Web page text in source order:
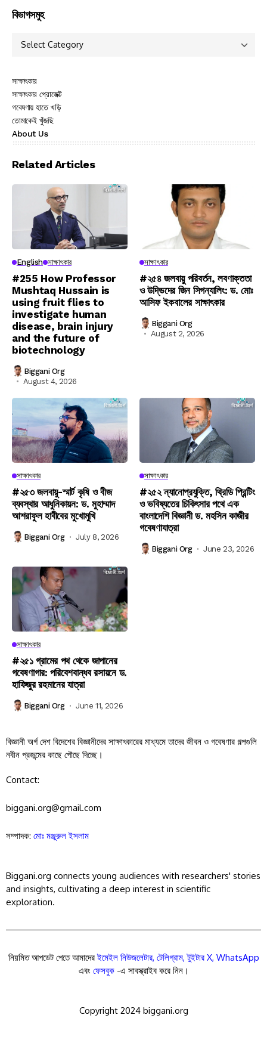
বিভাগসমুহ
সাক্ষাৎকার
সাক্ষাৎকার প্রোজেক্ট
গবেষণায় হাতে খড়ি
তোমাকেই খুঁজছি
About Us
Related Articles
English সাক্ষাৎকার
#255 How Professor
Mushtaq Hussain is
using fruit flies to
investigate human
disease, brain injury
and the future of
biotechnology
Biggani Org
August 4, 2026
সাক্ষাৎকার
#২৫৪ জলবায়ু পরিবর্তন, লবণাক্ততা
ও উদ্ভিদের জিন সিগন্যালিং: ড. মোঃ
আসিফ ইকবালের সাক্ষাৎকার
Biggani Org
August 2, 2026
সাক্ষাৎকার
#২৫৩ জলবায়ু-স্মার্ট কৃষি ও বীজ
ব্যবস্থার আধুনিকায়ন: ড. মুহাম্মাদ
আশরাফুল হাবীবের মুখোমুখি
Biggani Org July 8, 2026
সাক্ষাৎকার
#২৫২ ন্যানোপ্রযুক্তি, থ্রিডি প্রিন্টিং
ও ভবিষ্যতের চিকিৎসার পথে এক
বাংলাদেশি বিজ্ঞানী ড. মহসিন কাজীর
গবেষণাযাত্রা
Biggani Org June 23, 2026
সাক্ষাৎকার
#২৫১ গ্রামের পথ থেকে জাপানের
গবেষণাগার: পরিবেশবান্ধব রসায়নে ড.
হাফিজুর রহমানের যাত্রা
Biggani Org June 11, 2026
বিজ্ঞানী অর্গ দেশ বিদেশের বিজ্ঞানীদের সাক্ষাৎকারের মাধ্যমে তাদের জীবন ও গবেষণার গল্পগুলি
নবীন প্রজন্মের কাছে পৌছে দিচ্ছে।
Contact:
biggani.org@gmail.com
সম্পাদক: মোঃ মঞ্জুরুল ইসলাম
Biggani.org connects young audiences with researchers' stories
and insights, cultivating a deep interest in scientific
exploration.
নিয়মিত আপডেট পেতে আমাদেরইমেইল নিউজলেটার, টেলিগ্রাম,টুইটার X, WhatsApp
এবং ফেসবুক-এ সাবস্ক্রাইব করে নিন।
Copyright 2024 biggani.org